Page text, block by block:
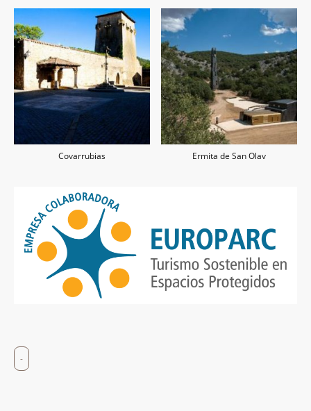
Covarrubias Ermita de San Olav
-